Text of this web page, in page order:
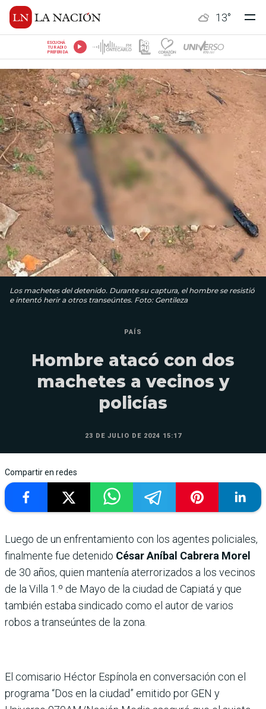
13°
ESCUCHÁ
TU RADIO
PREFERIDA
Los machetes del detenido. Durante su captura, el hombre se resistió
e intentó herir a otros transeúntes. Foto: Gentileza
PAÍS
Hombre atacó con dos
machetes a vecinos y
policías
23 DE JULIO DE 2024 15:17
Compartir en redes
Luego de un enfrentamiento con los agentes policiales,
finalmente fue detenido César Aníbal Cabrera Morel
de 30 años, quien mantenía aterrorizados a los vecinos
de la Villa 1.º de Mayo de la ciudad de Capiatá y que
también estaba sindicado como el autor de varios
robos a transeúntes de la zona.
El comisario Héctor Espínola en conversación con el
programa “Dos en la ciudad” emitido por GEN y